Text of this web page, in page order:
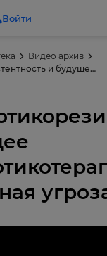
Войти
Видео архив
Антибиотикорезистентность и будущее антибиотикотерапии, глобальная угроза